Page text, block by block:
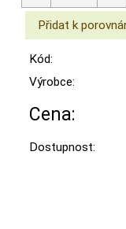
Kód:
Výrobce:
Cena:
Dostupnost: